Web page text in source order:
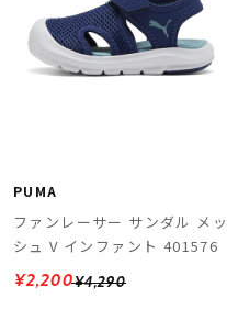
PUMA
ファンレーサー サンダル メッ
シュ V インファント 401576
¥4,290
¥2,200